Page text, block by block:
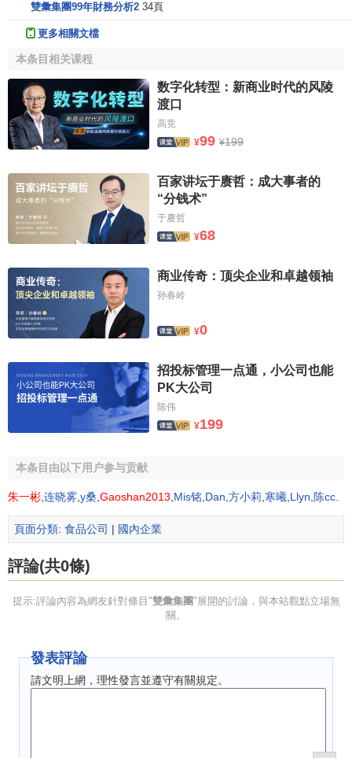
ISO9000、ISO14001、 HACCP
理、產業化經營、信息化控制。
2014年1月21日，雙
匯國際控股有限公司證
實，公司名稱改為萬洲國
際有限公司（以下簡稱萬
洲國際）。萬洲國際董事
表示：“我們把企業品牌更名為萬洲國際，反映了公司不斷國
際化的業務佈局。”值得註意的是，雙匯國際更名時機正值公
司申請香港IPO前夕。雙匯方面表示，新公司名稱有助於更好
地將公司的企業品牌與旗下眾多產品品牌進行區分。
2022年3月14日晚間，江西都市頻道發佈南昌雙匯車間
亂象調查，在卧底調查視頻中，南昌雙匯工廠疑似存在通過
外包合同逃避勞動法、讓新人放棄三險一金、入職前健康證
體檢考試抄答案走過場，以及防護服
直接裝袋入庫、用渾水洗毛巾擦豬肉的問題。
3月15日，
新京報記者自雙匯發展方面獲悉，“我們已經成立了聯合調查
組，進駐到南昌雙匯對此事進行調查，調查需要一定的時
間，目前暫未有完整的調查結果。3月15日，雙匯發展的
雙彙集團發展歷程
1958年7月 集團公司前身——漯河市冷倉成立
1969年4月 變更為漯河市肉類聯合加工廠
1984年7月 萬隆當選廠長
1994年1月 合資成立華懋雙彙集團有限公司；8月 以漯
河肉聯廠為核心組建併成立雙彙集團
雙彙集團99年財務分析2 34頁
更多相關文檔
本条目相关课程
数字化转型：新商业时代的风陵
渡口
高竞
¥99 ¥199
百家讲坛于赓哲：成大事者的
“分钱术”
于赓哲
¥68
商业传奇：顶尖企业和卓越领袖
孙春岭
¥0
招投标管理一点通，小公司也能
PK大公司
陈伟
¥199
本条目由以下用户参与贡献
朱一彬 连晓雾 y桑 Gaoshan2013 Mis铭 Dan 方小莉 寒曦 Llyn 陈cc
頁面分類: 食品公司 | 國內企業
評論(共0條)
提示:評論內容為網友針對條目"雙彙集團"展開的討論，與本站觀點立場無
關。
發表評論
請文明上網，理性發言並遵守有關規定。